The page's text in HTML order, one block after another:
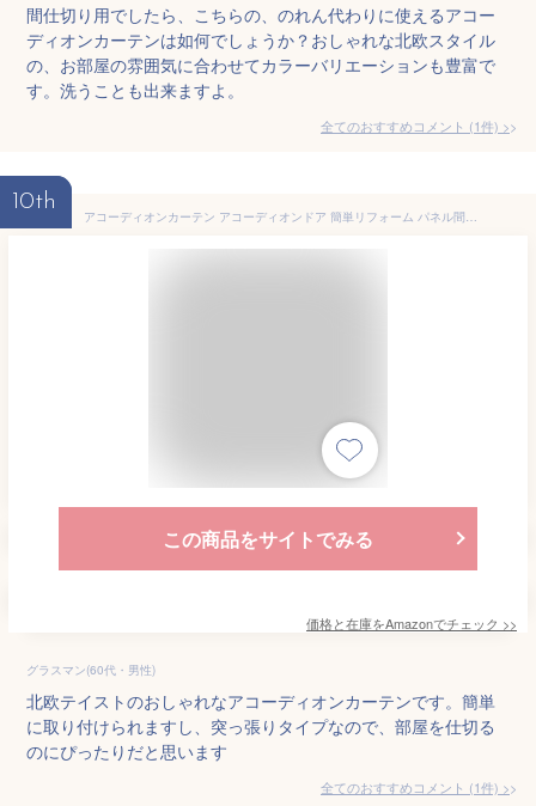
間仕切り用でしたら、こちらの、のれん代わりに使えるアコー
ディオンカーテンは如何でしょうか？おしゃれな北欧スタイル
の、お部屋の雰囲気に合わせてカラーバリエーションも豊富で
す。洗うことも出来ますよ。
全てのおすすめコメント (1件) >
10th
アコーディオンカーテン アコーディオンドア 簡単リフォーム パネル間仕切り パーテーション 部屋 仕切り カーテン 幅70～100cm 高さ174cm以上 北欧 つっぱり式 アコーディオンドア (リネン風タイプ)
この商品をサイトでみる
価格と在庫をAmazonでチェック >>
グラスマン(60代・男性)
北欧テイストのおしゃれなアコーディオンカーテンです。簡単
に取り付けられますし、突っ張りタイプなので、部屋を仕切る
のにぴったりだと思います
全てのおすすめコメント (1件) >